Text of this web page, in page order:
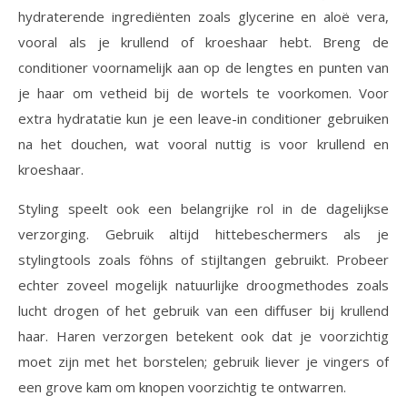
hydraterende ingrediënten zoals glycerine en aloë vera,
vooral als je krullend of kroeshaar hebt. Breng de
conditioner voornamelijk aan op de lengtes en punten van
je haar om vetheid bij de wortels te voorkomen. Voor
extra hydratatie kun je een leave-in conditioner gebruiken
na het douchen, wat vooral nuttig is voor krullend en
kroeshaar.
Styling speelt ook een belangrijke rol in de dagelijkse
verzorging. Gebruik altijd hittebeschermers als je
stylingtools zoals föhns of stijltangen gebruikt. Probeer
echter zoveel mogelijk natuurlijke droogmethodes zoals
lucht drogen of het gebruik van een diffuser bij krullend
haar. Haren verzorgen betekent ook dat je voorzichtig
moet zijn met het borstelen; gebruik liever je vingers of
een grove kam om knopen voorzichtig te ontwarren.